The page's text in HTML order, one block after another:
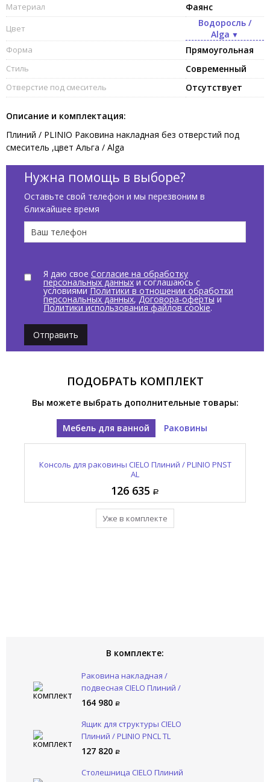
Материал Фаянс
Цвет
Водоросль /
Alga
Форма Прямоугольная
Стиль Современный
Отверстие под смеситель Отсутствует
Описание и комплектация:
Плиний / PLINIO Раковина накладная без отверстий под
смеситель ,цвет Альга / Alga
Нужна помощь в выборе?
Оставьте свой телефон и мы перезвоним в
ближайшее время
Я даю свое Согласие на обработку
персональных данныхи соглашаюсь с
условиями Политики в отношении обработки
персональных данных, Договора-оферты и
Политики использования файлов cookie.
Отправить
ПОДОБРАТЬ КОМПЛЕКТ
Вы можете выбрать дополнительные товары:
Мебель для ванной Раковины
Консоль для раковины CIELO Плиний / PLINIO PNST
AL
126 635
Уже в комплекте
Раковина накладная / подвесная CIELO Плиний /
PLINIO PNLASF AL
164 980
Уже в комплекте
В комплекте:
Раковина накладная /
подвесная CIELO Плиний /
PLINIO PNLASF AL
164 980
Ящик для структуры CIELO
Плиний / PLINIO PNCL TL
127 820
Столешница CIELO Плиний